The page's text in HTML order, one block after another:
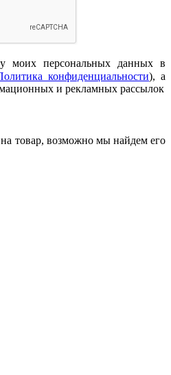
моих персональных данных в
конфиденциальности), а
и рекламных рассылок
товар, возможно мы найдем его